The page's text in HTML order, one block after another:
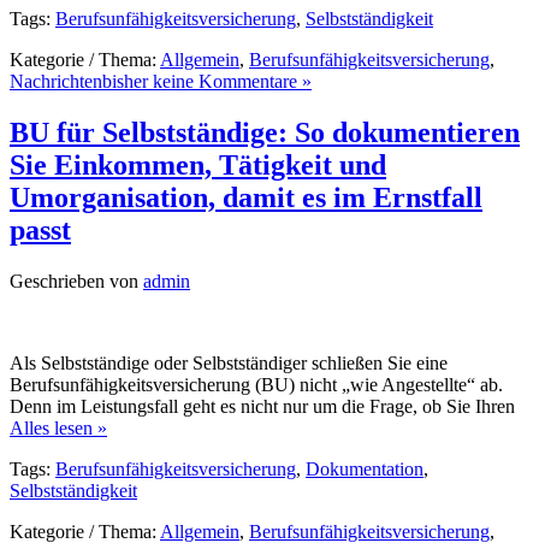
Tags: Berufsunfähigkeitsversicherung, Selbstständigkeit
Kategorie / Thema: Allgemein, Berufsunfähigkeitsversicherung,
Nachrichtenbisher keine Kommentare »
BU für Selbstständige: So dokumentieren
Sie Einkommen, Tätigkeit und
Umorganisation, damit es im Ernstfall
passt
Geschrieben von admin
Als Selbstständige oder Selbstständiger schließen Sie eine
Berufsunfähigkeitsversicherung (BU) nicht „wie Angestellte“ ab.
Denn im Leistungsfall geht es nicht nur um die Frage, ob Sie Ihren
Alles lesen »
Tags: Berufsunfähigkeitsversicherung, Dokumentation,
Selbstständigkeit
Kategorie / Thema: Allgemein, Berufsunfähigkeitsversicherung,